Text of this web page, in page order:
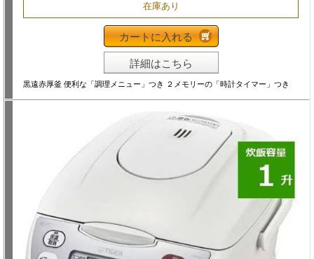
在庫あり
カートに入れる
詳細はこちら
黒遠赤厚釜 便利な「調理メニュー」つき ２メモリーの「時計タイマー」つき